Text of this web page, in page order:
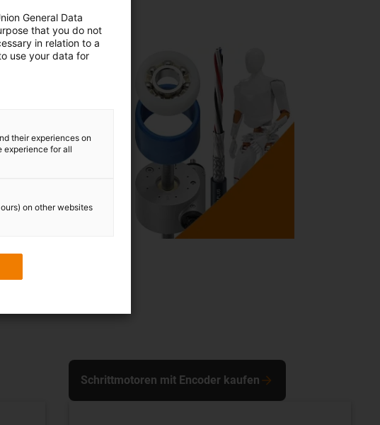
Schrittmotoren mit Encoder kaufen
General Data
that you do not
in relation to a
use your data for
their experiences on
experience for all
on other websites